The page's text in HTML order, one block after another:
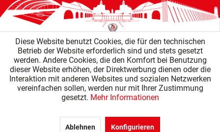
Diese Website benutzt Cookies, die für den technischen
Betrieb der Website erforderlich sind und stets gesetzt
werden. Andere Cookies, die den Komfort bei Benutzung
dieser Website erhöhen, der Direktwerbung dienen oder die
Interaktion mit anderen Websites und sozialen Netzwerken
vereinfachen sollen, werden nur mit Ihrer Zustimmung
gesetzt. Mehr Informationen
Ablehnen Konfigurieren